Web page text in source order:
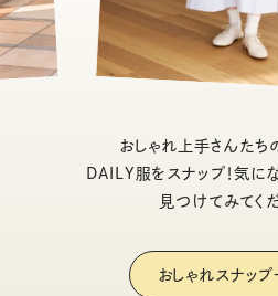
おしゃれ上手さんたち
DAILY服をスナップ！気に
見つけてみてく
おしゃれスナッ